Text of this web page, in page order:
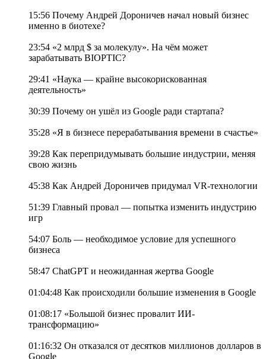
15:56 Почему Андрей Дороничев начал новый бизнес
именно в биотехе?
23:54 «2 млрд $ за молекулу». На чём может
зарабатывать BIOPTIC?
29:41 «Наука — крайне высокорискованная
деятельность»
30:39 Почему он ушёл из Google ради стартапа?
35:28 «Я в бизнесе перерабатывания времени в счастье»
39:28 Как перепридумывать большие индустрии, меняя
свою жизнь
45:38 Как Андрей Дороничев придумал VR-технологии
51:39 Главный провал — попытка изменить индустрию
игр
54:07 Боль — необходимое условие для успешного
бизнеса
58:47 ChatGPT и неожиданная жертва Google
01:04:48 Как происходили большие изменения в Google
01:08:17 «Большой бизнес провалит ИИ-
трансформацию»
01:16:32 Он отказался от десятков миллионов долларов в
Google